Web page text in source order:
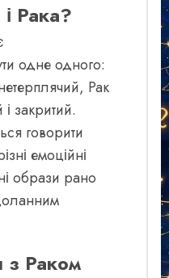
Рака?
одне одного:
Рак
закритий.
говорити
емоційні
образи рано
Раком